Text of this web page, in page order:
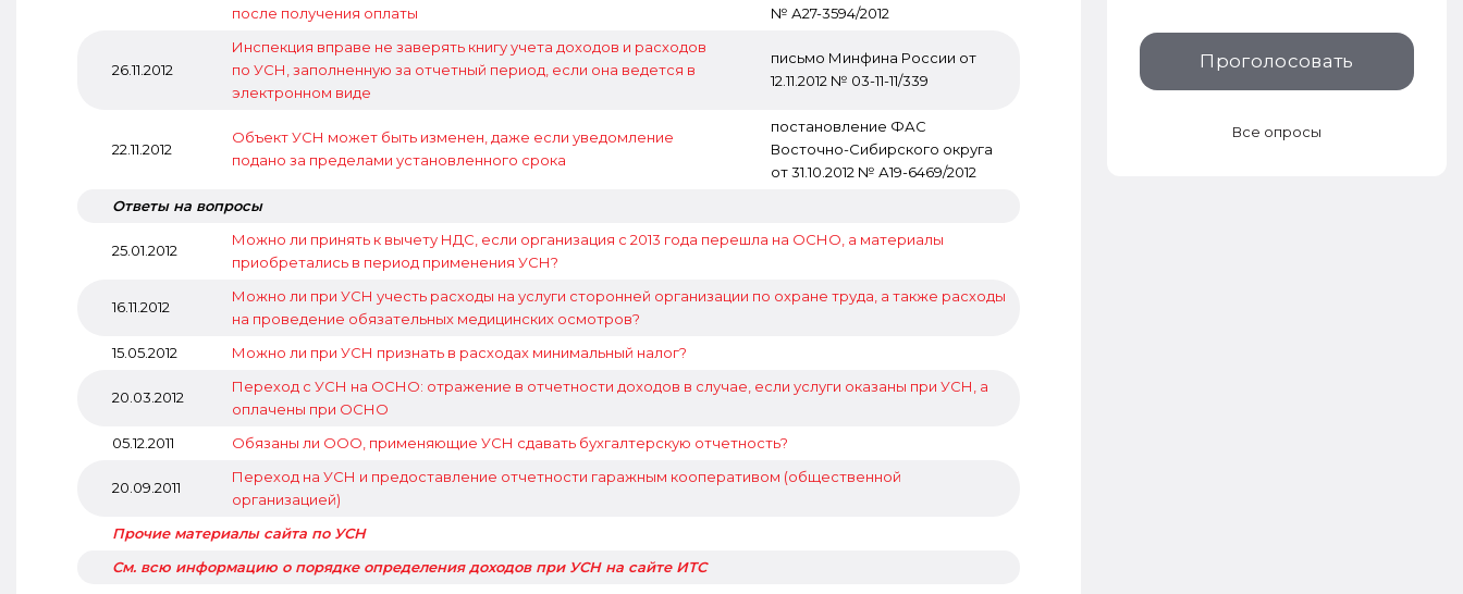
после получения оплаты
№ А27-3594/2012
26.11.2012
Инспекция вправе не заверять книгу учета доходов и расходов
по УСН, заполненную за отчетный период, если она ведется в
электронном виде
письмо Минфина России от
12.11.2012 № 03-11-11/339
22.11.2012
Объект УСН может быть изменен, даже если уведомление
подано за пределами установленного срока
постановление ФАС
Восточно-Сибирского округа
от 31.10.2012 № А19-6469/2012
Ответы на вопросы
25.01.2012
Можно ли принять к вычету НДС, если организация с 2013 года перешла на ОСНО, а материалы
приобретались в период применения УСН?
16.11.2012
Можно ли при УСН учесть расходы на услуги сторонней организации по охране труда, а также расходы
на проведение обязательных медицинских осмотров?
15.05.2012
Можно ли при УСН признать в расходах минимальный налог?
20.03.2012
Переход с УСН на ОСНО: отражение в отчетности доходов в случае, если услуги оказаны при УСН, а
оплачены при ОСНО
05.12.2011
Обязаны ли ООО, применяющие УСН сдавать бухгалтерскую отчетность?
20.09.2011
Переход на УСН и предоставление отчетности гаражным кооперативом (общественной
организацией)
Прочие материалы сайта по УСН
См. всю информацию о порядке определения доходов при УСН на сайте ИТС
Проголосовать
Все опросы